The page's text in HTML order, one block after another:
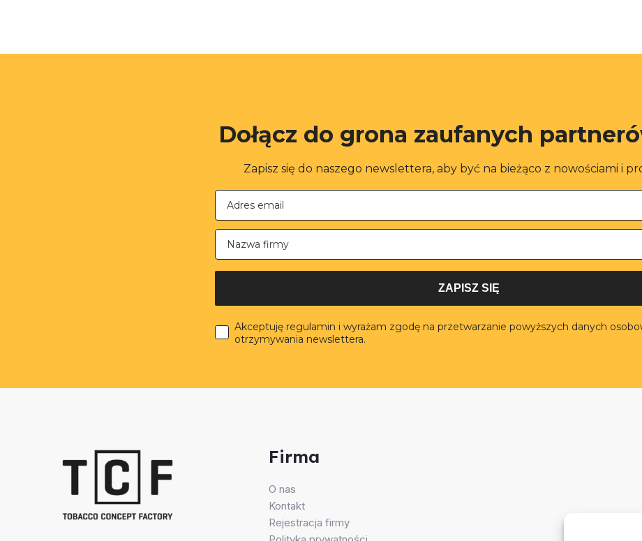
Dołącz do grona zaufanych
Zapisz się do naszego newslettera, aby być na bieżąco z nowościami i
Nazwa firmy
ZAPISZ SIĘ
Akceptuję regulamin i wyrażam zgodę na przetwarzanie powyższych danych
otrzymywania newslettera.
Firma
O nas
Kontakt
Rejestracja firmy